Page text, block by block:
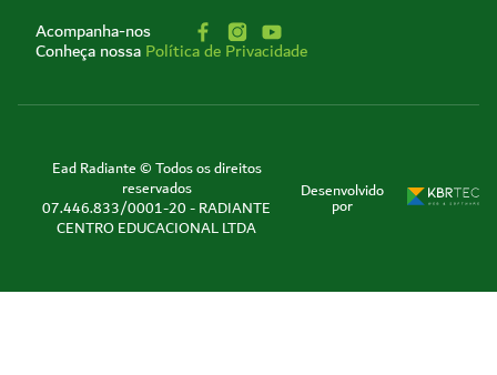
Acompanha-nos
Conheça nossaPolítica de Privacidade
Ead Radiante © Todos os direitos
reservados
07.446.833/0001-20 - RADIANTE
CENTRO EDUCACIONAL LTDA
Desenvolvido
por